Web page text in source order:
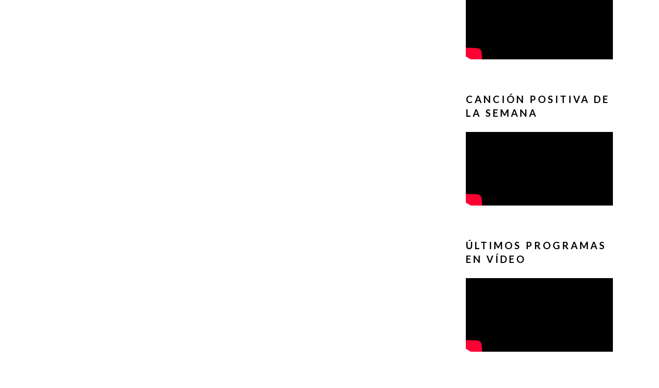
CANCIÓN POSITIVA DE
LA SEMANA
ÚLTIMOS PROGRAMAS
EN VÍDEO